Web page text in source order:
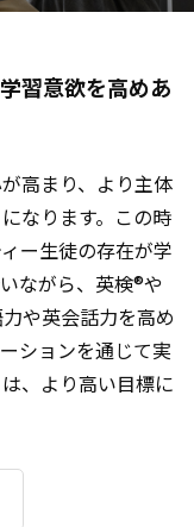
習意欲を高めあ
高まり、より主体
なります。この時
ー生徒の存在が学
ながら、英検®や
や英会話力を高め
ションを通じて実
、より高い目標に